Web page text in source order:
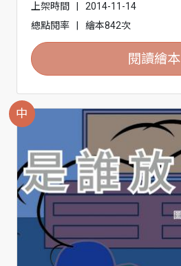
上架時間
2014-11-14
總點閱率
繪本842次
閱讀繪本
中